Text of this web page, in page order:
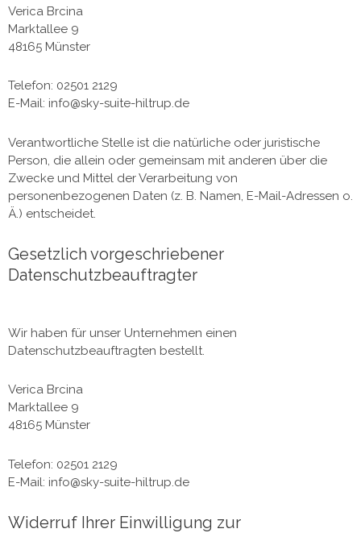
Verica Brcina
Marktallee 9
48165 Münster
Telefon: 02501 2129
E-Mail: info@sky-suite-hiltrup.de
Verantwortliche Stelle ist die natürliche oder juristische
Person, die allein oder gemeinsam mit anderen über die
Zwecke und Mittel der Verarbeitung von
personenbezogenen Daten (z. B. Namen, E-Mail-Adressen o.
Ä.) entscheidet.
Gesetzlich vorgeschriebener
Datenschutzbeauftragter
Wir haben für unser Unternehmen einen
Datenschutzbeauftragten bestellt.
Verica Brcina
Marktallee 9
48165 Münster
Telefon: 02501 2129
E-Mail: info@sky-suite-hiltrup.de
Widerruf Ihrer Einwilligung zur